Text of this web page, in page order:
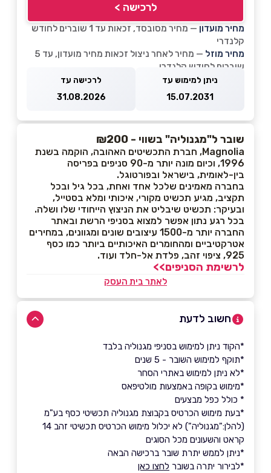
לרכישה >
מחיר מועדון
— מחיר מסובסד, זכאות עד 1 שוברים לחודש
קלנדרי
מחיר מוזל
— מחיר לאחר ניצול זכאות מחיר מועדון, עד 5
שוברים לחודש קלנדרי
ניתן למימוש עד
15.07.2031
לרכישה עד
31.08.2026
שובר ל"מגנוליה" בשווי - ₪200
Magnolia, חברת התכשיטים האהובה, הוקמה בשנת
1996, וכיום מונה יותר מ-90 סניפים בפריסה
בין-לאומית, בישראל ובפורטוגל.
בחברה מאמינים שלכל אחד ואחת, בכל גיל ובכל
תקציב, מגיע תכשיט מקורי, איכותי ומלא בסטייל,
ובעיקר: תכשיט שיבליט את הניצוץ הייחודי שלו ושלה.
בכל רגע נתון אפשר למצוא בסניפי הרשת ובאתר
החברה יותר מ-1500 עיצובים שונים ומגוונים, במחירים
אטרקטיביים ומהחומרים האיכותיים ביותר כמו כסף
925, ציפוי זהב, פלדת אל-חלד ועוד.
לרשימת הסניפים>>
לאתר בית העסק
חשוב לדעת
*הקוד ניתן למימוש בסניפי מגנוליה בלבד
*תוקף למימוש השובר - 5 שנים
*לא ניתן למימוש באתרי הסחר
*מימוש בקופה באמצעות מולטיפאס
* כולל כפל מבצעים
*בעת מימוש הכרטיס בקבוצת מגנוליה תכשיטי כסף בע"מ
(להלן:"מגנוליה") לא יכלול מימוש הכרטיס תכשיטי זהב 14
קראט והשעונים מכל הסוגים
*ניתן לממש יתרת שובר ברכישה הבאה
*לבירור יתרה בשובר לחצו כאן